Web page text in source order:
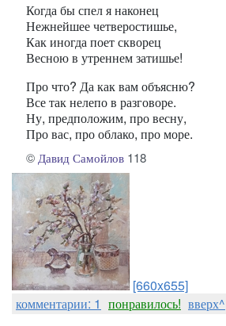
Когда бы спел я наконец
Нежнейшее четверостишье,
Как иногда поет скворец
Весною в утреннем затишье!
Про что? Да как вам объясню?
Все так нелепо в разговоре.
Ну, предположим, про весну,
Про вас, про облако, про море.
© Давид Самойлов 118
[660x655]
комментарии: 1 понравилось! вверх^